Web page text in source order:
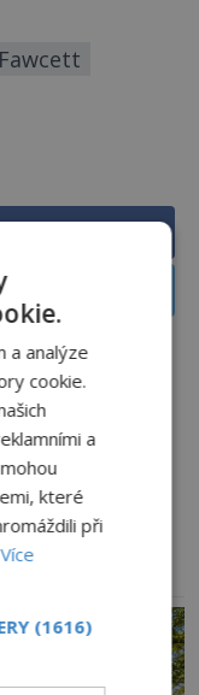
vám zničit
hoře světa?
a analýze
cookie.
a
které
při
Více
(1616)